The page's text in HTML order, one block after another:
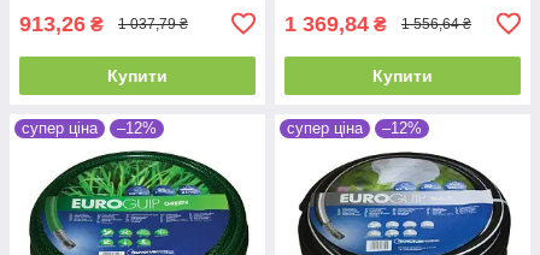
913,26 ₴ 1 037,79 ₴
Купити
1 369,84 ₴ 1 556,64 ₴
Купити
супер ціна –12% супер ціна –12%